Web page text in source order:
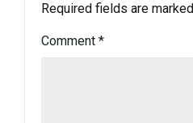
Required fields are marked
Comment *